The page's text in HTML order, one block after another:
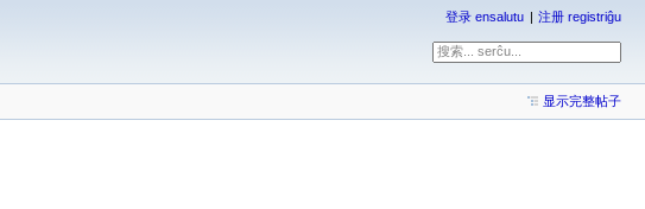
登录 ensalutu 注册 registriĝu
显示完整帖子